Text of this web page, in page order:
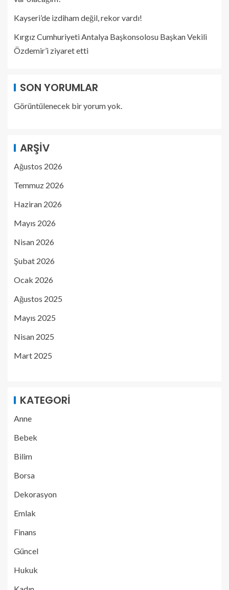
Kayseri’de izdiham değil, rekor vardı!
Kırgız Cumhuriyeti Antalya Başkonsolosu Başkan Vekili
Özdemir’i ziyaret etti
SON YORUMLAR
Görüntülenecek bir yorum yok.
ARŞIV
Ağustos 2026
Temmuz 2026
Haziran 2026
Mayıs 2026
Nisan 2026
Şubat 2026
Ocak 2026
Ağustos 2025
Mayıs 2025
Nisan 2025
Mart 2025
KATEGORI
Anne
Bebek
Bilim
Borsa
Dekorasyon
Emlak
Finans
Güncel
Hukuk